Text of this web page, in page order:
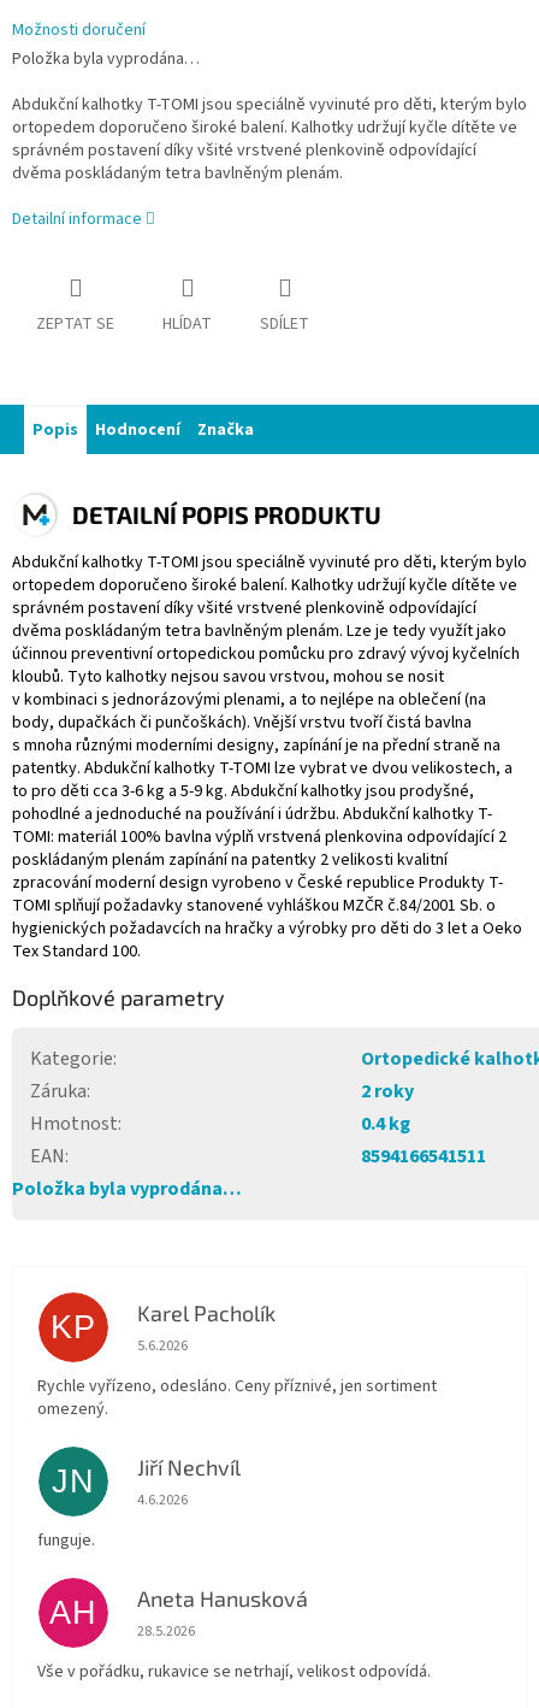
Možnosti doručení
Položka byla vyprodána…
Abdukční kalhotky T-TOMI jsou speciálně vyvinuté pro děti, kterým bylo
ortopedem doporučeno široké balení. Kalhotky udržují kyčle dítěte ve
správném postavení díky všité vrstvené plenkovině odpovídající
dvěma poskládaným tetra bavlněným plenám.
Detailní informace
ZEPTAT SE HLÍDAT SDÍLET
Popis Hodnocení Značka
DETAILNÍ POPIS PRODUKTU
Abdukční kalhotky T-TOMI jsou speciálně vyvinuté pro děti, kterým bylo
ortopedem doporučeno široké balení. Kalhotky udržují kyčle dítěte ve
správném postavení díky všité vrstvené plenkovině odpovídající
dvěma poskládaným tetra bavlněným plenám. Lze je tedy využít jako
účinnou preventivní ortopedickou pomůcku pro zdravý vývoj kyčelních
kloubů. Tyto kalhotky nejsou savou vrstvou, mohou se nosit
v kombinaci s jednorázovými plenami, a to nejlépe na oblečení (na
body, dupačkách či punčoškách). Vnější vrstvu tvoří čistá bavlna
s mnoha různými moderními designy, zapínání je na přední straně na
patentky. Abdukční kalhotky T-TOMI lze vybrat ve dvou velikostech, a
to pro děti cca 3-6 kg a 5-9 kg. Abdukční kalhotky jsou prodyšné,
pohodlné a jednoduché na používání i údržbu. Abdukční kalhotky T-
TOMI: materiál 100% bavlna výplň vrstvená plenkovina odpovídající 2
poskládaným plenám zapínání na patentky 2 velikosti kvalitní
zpracování moderní design vyrobeno v České republice Produkty T-
TOMI splňují požadavky stanovené vyhláškou MZČR č.84/2001 Sb. o
hygienických požadavcích na hračky a výrobky pro děti do 3 let a Oeko
Tex Standard 100.
Doplňkové parametry
Kategorie:
Ortopedické
Záruka:
2 roky
Hmotnost:
0.4 kg
EAN:
8594166541511
Položka byla vyprodána…
KP Karel Pacholík
Hodnocení obchodu je 4 z 5 hvězdiček.
5.6.2026
Rychle vyřízeno, odesláno. Ceny příznivé, jen sortiment
omezený.
JN Jiří Nechvíl
Hodnocení obchodu je 5 z 5 hvězdiček.
4.6.2026
funguje.
AH Aneta Hanusková
Hodnocení obchodu je 5 z 5 hvězdiček.
28.5.2026
Vše v pořádku, rukavice se netrhají, velikost odpovídá.